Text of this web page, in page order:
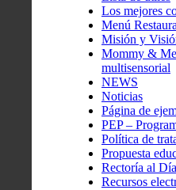
Los mejores
Menú
Misión y
Mommy &
multisensorial
NEWS
Noticias
Página de
PEP –
Política de
Propuesta
Rectoría al Día
Recursos